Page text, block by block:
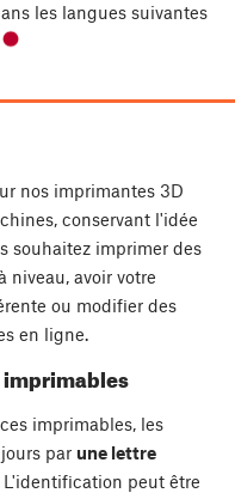
les langues suivantes
nos imprimantes 3D
conservant l'idée
souhaitez imprimer des
niveau, avoir votre
ou modifier des
en ligne.
imprimables
imprimables, les
par une lettre
L'identification peut être